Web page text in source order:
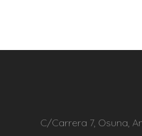
C/Carrera 7, Osuna,